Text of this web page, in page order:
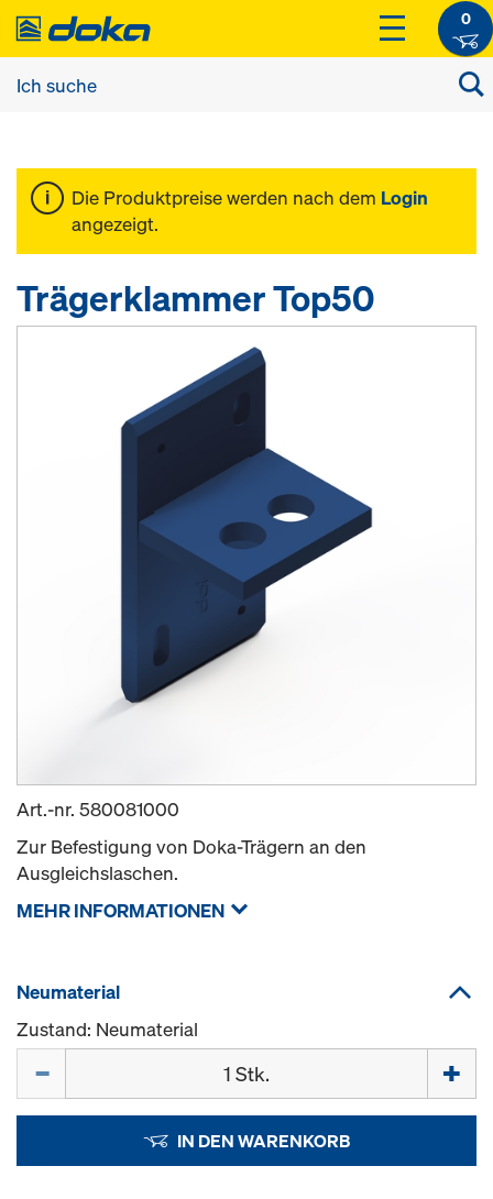
0
Die Produktpreise werden nach dem Login
angezeigt.
Trägerklammer Top50
Art.-nr. 580081000
Zur Befestigung von Doka-Trägern an den
Ausgleichslaschen.
MEHR INFORMATIONEN
Neumaterial
Zustand: Neumaterial
IN DEN WARENKORB